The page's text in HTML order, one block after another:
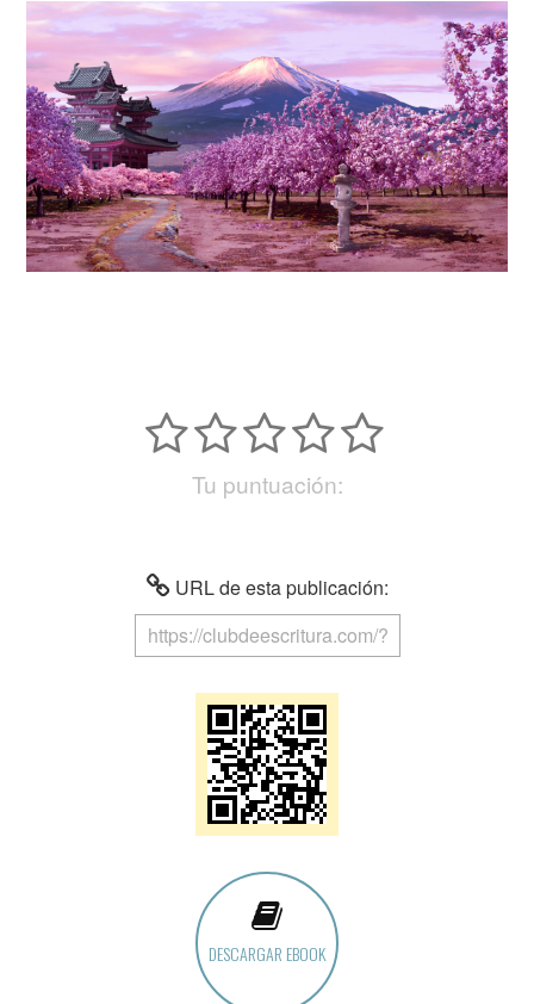
Tu puntuación:
URL de esta publicación:
DESCARGAR EBOOK